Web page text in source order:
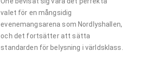
valet för en mångsidig
evenemangsarena som Nordlyshallen,
och det fortsätter att sätta
standarden för belysning i världsklass.